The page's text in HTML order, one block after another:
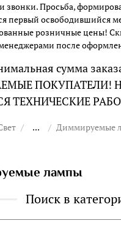
звонки. Просьба,
первый освободившийся
розничные цены!
после
сумма
ПОКУПАТЕЛИ!
ТЕХНИЧЕСКИЕ
... Диммируемые
лампы
Поиск в